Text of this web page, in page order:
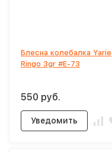
Блесна колебалка Yarie
Ringo 3gr #E-73
550 руб.
Уведомить